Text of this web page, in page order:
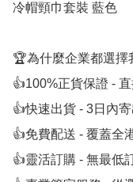
冷帽頸巾套裝 藍色
🏆為什麼企業都選擇
👍100%正貨保證 -
👍快速出貨 - 3日內
👍免費配送 - 覆蓋全
👍靈活訂購 - 無最低